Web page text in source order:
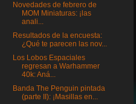
Novedades de febrero de
MOM Miniaturas: ¡las
anali...
Resultados de la encuesta:
¿Qué te parecen las nov...
Los Lobos Espaciales
regresan a Warhammer
40k: Aná...
Banda The Penguin pintada
(parte II): ¡Masillas en...